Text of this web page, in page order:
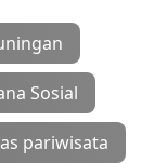
Sosial
pariwisata